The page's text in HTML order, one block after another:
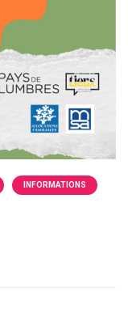
INFORMATIONS